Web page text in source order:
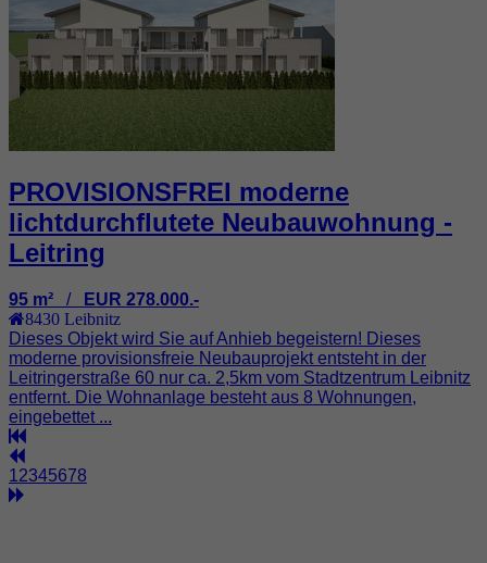
PROVISIONSFREI moderne
lichtdurchflutete Neubauwohnung -
Leitring
95 m² / EUR 278.000.-
8430 Leibnitz
Dieses Objekt wird Sie auf Anhieb begeistern! Dieses
moderne provisionsfreie Neubauprojekt entsteht in der
Leitringerstraße 60 nur ca. 2,5km vom Stadtzentrum Leibnitz
entfernt. Die Wohnanlage besteht aus 8 Wohnungen,
eingebettet ...
1 2345678